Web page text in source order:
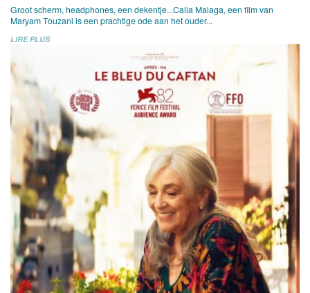
Groot scherm, headphones, een dekentje...Calla Malaga, een film van
Maryam Touzani is een prachtige ode aan het ouder...
LIRE PLUS